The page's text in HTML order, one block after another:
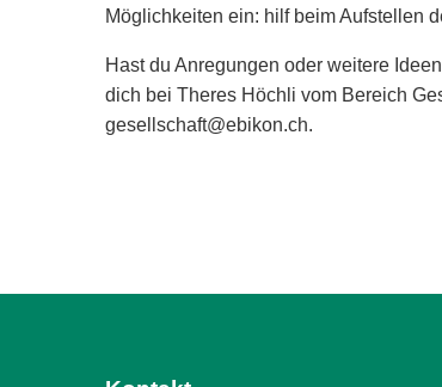
Möglichkeiten ein: hilf beim Aufstellen
Hast du Anregungen oder weitere
dich bei Theres Höchli vom Bereich
gesellschaft@ebikon.ch.